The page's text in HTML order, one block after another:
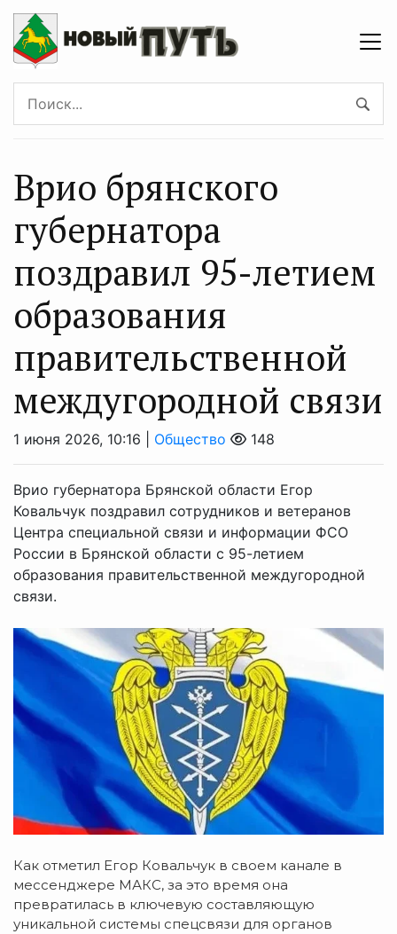
Врио брянского
губернатора
поздравил 95-летием
образования
правительственной
междугородной связи
1 июня 2026, 10:16 | Общество 148
Врио губернатора Брянской области Егор
Ковальчук поздравил сотрудников и ветеранов
Центра специальной связи и информации ФСО
России в Брянской области с 95-летием
образования правительственной междугородной
связи.
Как отметил Егор Ковальчук в своем канале в
мессенджере МАКС, за это время она
превратилась в ключевую составляющую
уникальной системы спецсвязи для органов